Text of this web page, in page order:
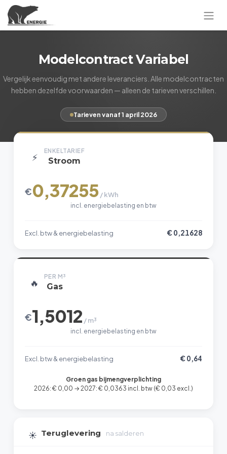
Modelcontract Variabel
Vergelijk eenvoudig met andere leveranciers. Alle modelcontracten
hebben dezelfde voorwaarden — alleen de tarieven verschillen.
Tarieven vanaf 1 april 2026
⚡
ENKELTARIEF
Stroom
€0,37255/ kWh
incl. energiebelasting en btw
Excl. btw & energiebelasting € 0,21628
🔥
PER M³
Gas
€1,5012 / m³
incl. energiebelasting en btw
Excl. btw & energiebelasting € 0,64
Groen gas bijmengverplichting
2026: € 0,00 → 2027: € 0,0363 incl. btw (€ 0,03 excl.)
☀️ Teruglevering na salderen